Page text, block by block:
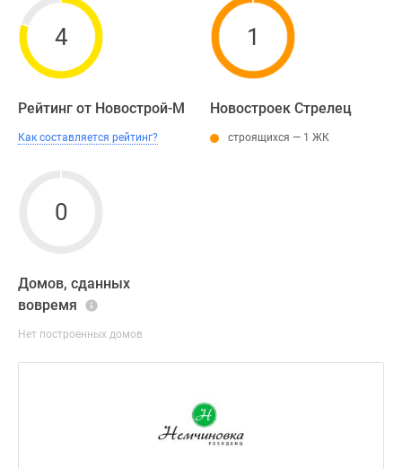
4
Рейтинг от Новострой-М
Как составляется рейтинг?
1
Новостроек Стрелец
строящихся — 1 ЖК
0
Домов, сданных
вовремя
Нет построенных домов